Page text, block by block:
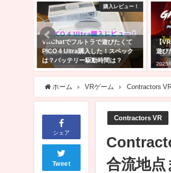
VRChatワールド紹介
【VRChat】10人以上の大人数で
遊びたいゲームワールド10選！！
2025年2月9日
ホーム VRゲーム Contractors
シェア
Tweet
Contractors VR
合流地点